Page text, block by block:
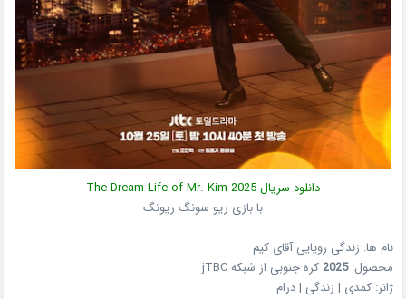
دانلود سریال The Dream Life of Mr. Kim 2025
با بازی ریو سونگ ریونگ
نام ها: زندگی رویایی آقای کیم
محصول:2025 کره جنوبی از شبکهjTBC
ژانر:کمدی | زندگی | درام